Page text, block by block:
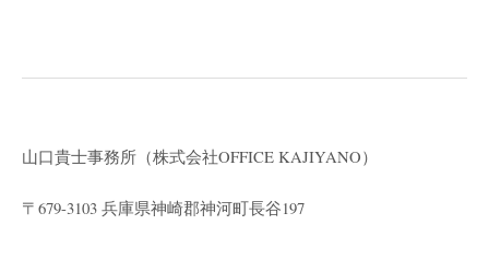
山口貴士事務所（株式会社OFFICE KAJIYANO）
〒679-3103 兵庫県神崎郡神河町長谷197